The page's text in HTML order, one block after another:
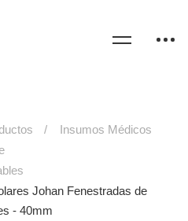
Insumos Médicos
Johan Fenestradas de
- 40mm